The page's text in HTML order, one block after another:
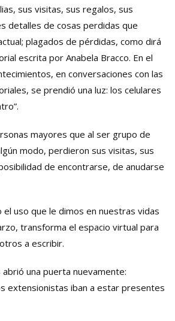
sus visitas, sus regalos, sus
detalles de cosas perdidas que
plagados de pérdidas, como dirá
escrita por Anabela Bracco. En el
en conversaciones con las
se prendió una luz: los celulares
mayores que al ser grupo de
modo, perdieron sus visitas, sus
de encontrarse, de anudarse
el uso que le dimos en nuestras vidas
transforma el espacio virtual para
a escribir.
una puerta nuevamente:
extensionistas iban a estar presentes